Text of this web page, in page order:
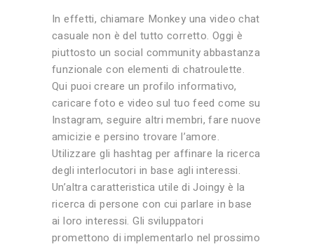
In effetti, chiamare Monkey una video chat
casuale non è del tutto corretto. Oggi è
piuttosto un social community abbastanza
funzionale con elementi di chatroulette.
Qui puoi creare un profilo informativo,
caricare foto e video sul tuo feed come su
Instagram, seguire altri membri, fare nuove
amicizie e persino trovare l’amore.
Utilizzare gli hashtag per affinare la ricerca
degli interlocutori in base agli interessi.
Un’altra caratteristica utile di Joingy è la
ricerca di persone con cui parlare in base
ai loro interessi. Gli sviluppatori
promettono di implementarlo nel prossimo